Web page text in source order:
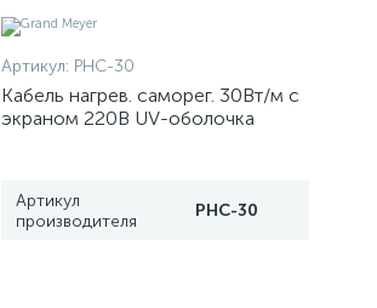
Артикул: PHC-30
Кабель нагрев. саморег. 30Вт/м с
экраном 220В UV-оболочка
Артикул
производителя
PHC-30